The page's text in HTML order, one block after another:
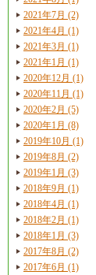
2021年7月 (2)
2021年4月 (1)
2021年3月 (1)
2021年1月 (1)
2020年12月 (1)
2020年11月 (1)
2020年2月 (5)
2020年1月 (8)
2019年10月 (1)
2019年8月 (2)
2019年1月 (3)
2018年9月 (1)
2018年4月 (1)
2018年2月 (1)
2018年1月 (3)
2017年8月 (2)
2017年6月 (1)